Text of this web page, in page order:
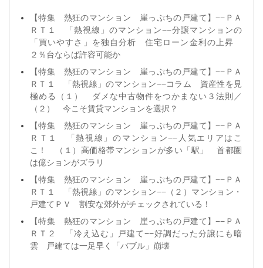
【特集 熱狂のマンション 崖っぷちの戸建て】−−ＰＡ
ＲＴ１ 「熱視線」のマンション−−分譲マンションの
「買いやすさ」を独自分析 住宅ローン金利の上昇
２％台ならば許容可能か
【特集 熱狂のマンション 崖っぷちの戸建て】−−ＰＡ
ＲＴ１ 「熱視線」のマンション−−コラム 資産性を見
極める（１） ダメな中古物件をつかまない３法則／
（２） 今こそ賃貸マンションを選択？
【特集 熱狂のマンション 崖っぷちの戸建て】−−ＰＡ
ＲＴ１ 「熱視線」のマンション−−人気エリアはこ
こ！ （１）高価格帯マンションが多い「駅」 首都圏
は億ションがズラリ
【特集 熱狂のマンション 崖っぷちの戸建て】−−ＰＡ
ＲＴ１ 「熱視線」のマンション−−（２）マンション・
戸建てＰＶ 割安な郊外がチェックされている！
【特集 熱狂のマンション 崖っぷちの戸建て】−−ＰＡ
ＲＴ２ 「冷え込む」戸建て−−好調だった分譲にも暗
雲 戸建ては一足早く「バブル」崩壊